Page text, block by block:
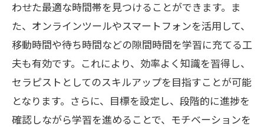
わせた最適な時間帯を見つけることができます。ま
た、オンラインツールやスマートフォンを活用して、
移動時間や待ち時間などの隙間時間を学習に充てる工
夫も有効です。これにより、効率よく知識を習得し、
セラピストとしてのスキルアップを目指すことが可能
となります。さらに、目標を設定し、段階的に進捗を
確認しながら学習を進めることで、モチベーションを